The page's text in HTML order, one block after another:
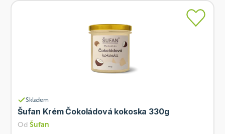
Skladem
Šufan Krém Čokoládová kokoska 330g
Od Šufan